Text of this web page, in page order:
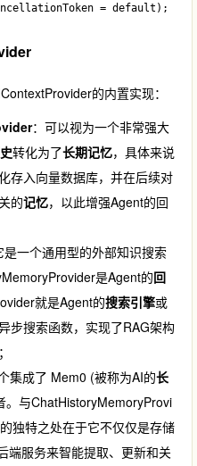
= default);
的内置实现：
：可以视为一个非常强大
转化为了长期记忆，具体来说
存入向量数据库，并在后续对
的记忆，以此增强Agent的回
是一个通用型的外部知识搜索
是Agent的回
就是Agent的搜索引擎或
步搜索函数，实现了RAG架构
集成了 Mem0 (被称为AI的长
。与ChatHistoryMemoryProvi
的独特之处在于它不仅仅是存储
端服务来智能提取、更新和关